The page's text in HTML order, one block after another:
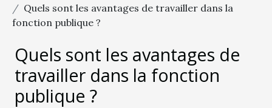
Quels sont les avantages de travailler dans la
fonction publique ?
Quels sont les avantages de
travailler dans la fonction
publique ?